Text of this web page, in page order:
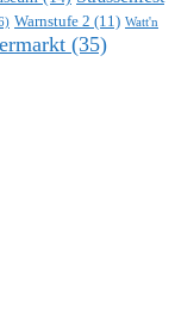
Warnstufe 2 (11) Watt'n
(35)